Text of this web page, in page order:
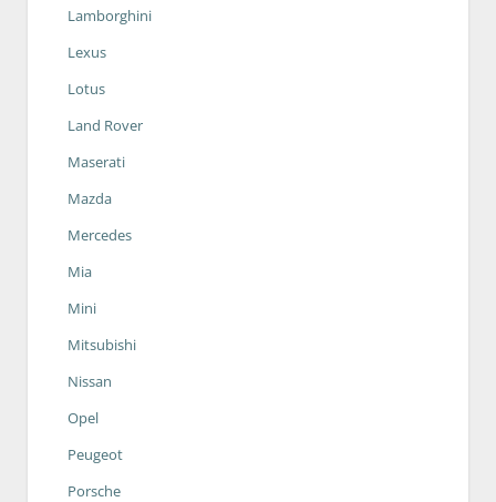
Lamborghini
Lexus
Lotus
Land Rover
Maserati
Mazda
Mercedes
Mia
Mini
Mitsubishi
Nissan
Opel
Peugeot
Porsche